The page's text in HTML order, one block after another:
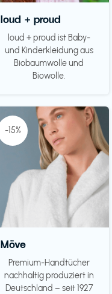
loud + proud
loud + proud ist Baby-
und Kinderkleidung aus
Biobaumwolle und
Biowolle.
-15%
Möve
Premium-Handtücher
nachhaltig produziert in
Deutschland – seit 1927